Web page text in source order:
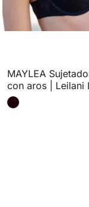
MAYLEA
con aros | Leilani